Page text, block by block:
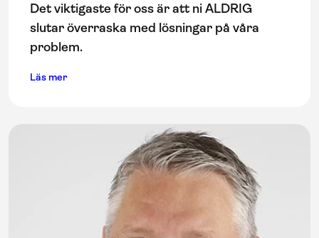
Det viktigaste för oss är att ni ALDRIG
slutar överraska med lösningar på våra
problem.
Läs mer